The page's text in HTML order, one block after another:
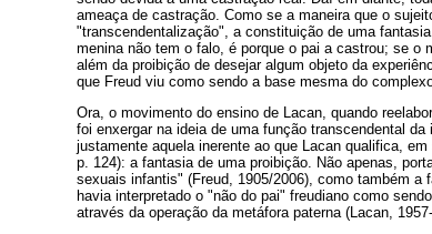
ameaça de castração. Como se a maneira que o
"transcendentalização", a constituição de uma
menina não tem o falo, é porque o pai a castrou; se o
além da proibição de desejar algum objeto da
que Freud viu como sendo a base mesma do
Ora, o movimento do ensino de Lacan, quando
foi enxergar na ideia de uma função transcendental
justamente aquela inerente ao que Lacan qualifica, em
p. 124): a fantasia de uma proibição. Não apenas,
sexuais infantis" (Freud, 1905/2006), como também a
havia interpretado o "não do pai" freudiano como
através da operação da metáfora paterna (Lacan,